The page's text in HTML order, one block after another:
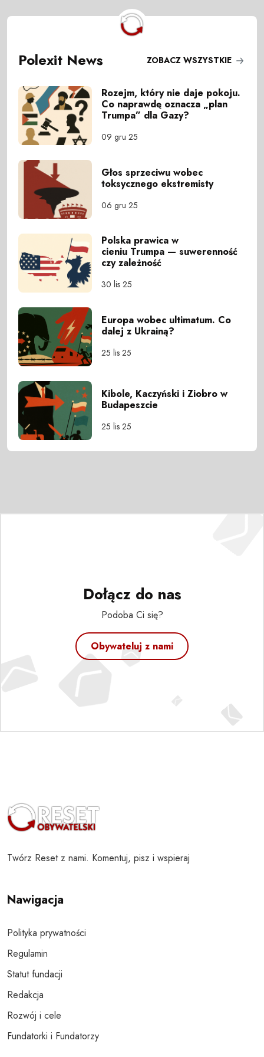
Polexit News ZOBACZ WSZYSTKIE
Rozejm, który nie daje pokoju.
Co naprawdę oznacza „plan
Trumpa” dla Gazy?
09 gru 25
Głos sprzeciwu wobec
toksycznego ekstremisty
06 gru 25
Polska prawica w
cieniu Trumpa — suwerenność
czy zależność
30 lis 25
Europa wobec ultimatum. Co
dalej z Ukrainą?
25 lis 25
Kibole, Kaczyński i Ziobro w
Budapeszcie
25 lis 25
Dołącz do nas
Podoba Ci się?
Obywateluj z nami
Twórz Reset z nami. Komentuj, pisz i wspieraj
Nawigacja
Polityka prywatności
Regulamin
Statut fundacji
Redakcja
Rozwój i cele
Fundatorki i Fundatorzy